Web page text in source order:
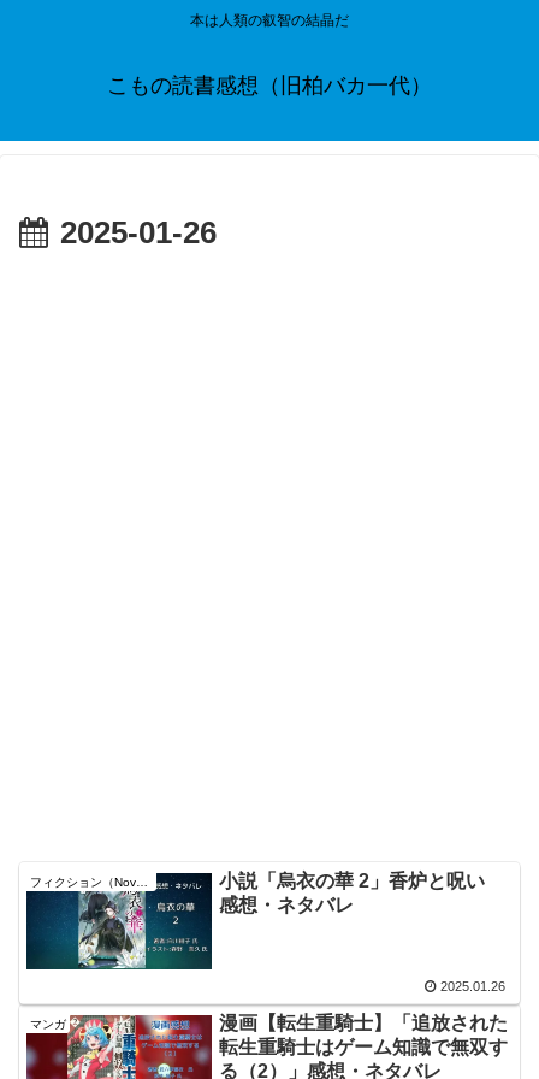
本は人類の叡智の結晶だ
こもの読書感想（旧柏バカ一代）
2025-01-26
フィクション（Novel）
小説「烏衣の華 2」香炉と呪い
感想・ネタバレ
2025.01.26
マンガ
漫画【転生重騎士】「追放された
転生重騎士はゲーム知識で無双す
る（2）」感想・ネタバレ